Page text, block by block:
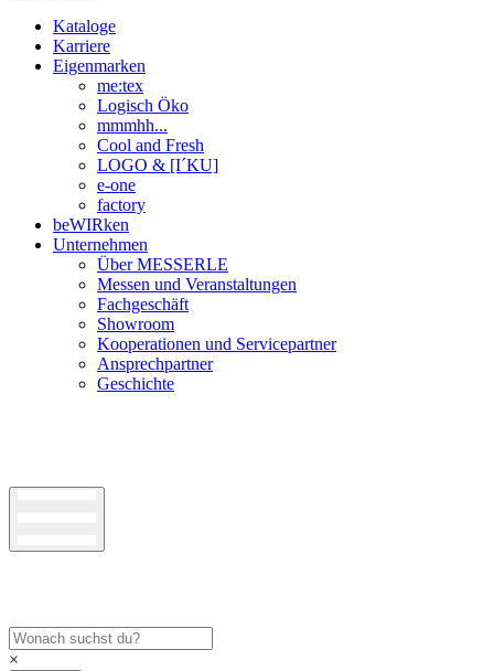
Kataloge
Karriere
Eigenmarken
me:tex
Logisch Öko
mmmhh...
Cool and Fresh
LOGO & [I´KU]
e-one
factory
beWIRken
Unternehmen
Über MESSERLE
Messen und Veranstaltungen
Fachgeschäft
Showroom
Kooperationen und Servicepartner
Ansprechpartner
Geschichte
×